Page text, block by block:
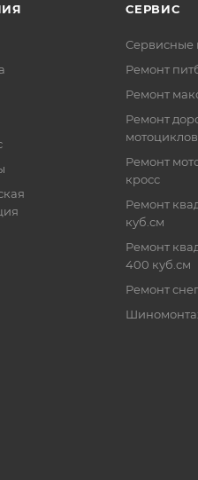
СЕРВИС
Сервисные
Ремонт
Ремонт
Ремонт
мотоциклов
Ремонт
кросс
Ремонт
куб.см
Ремонт
400 куб.см
Ремонт